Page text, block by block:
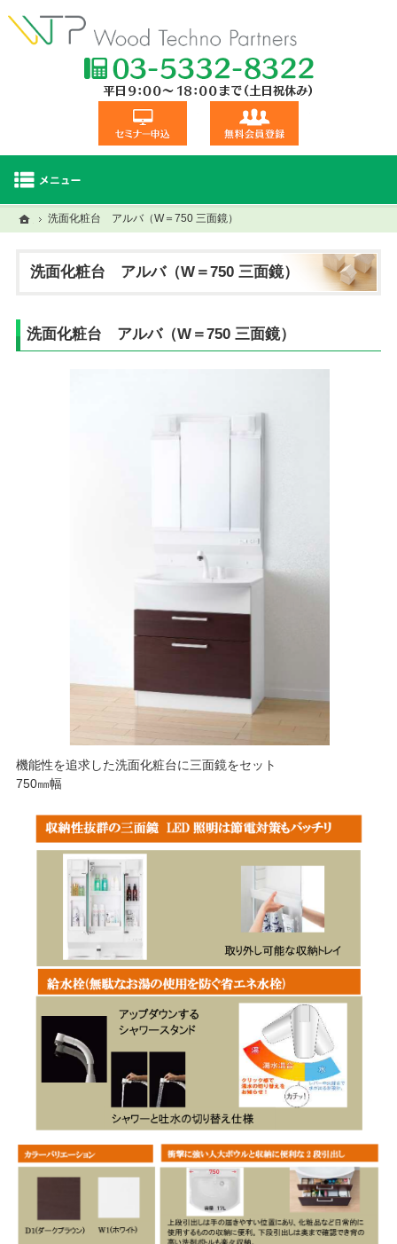
洗面化粧台 アルバ（W＝750 三面鏡）
洗面化粧台 アルバ（W＝750 三面鏡）
機能性を追求した洗面化粧台に三面鏡をセット
750㎜幅
TEL:03-
セミナー申込
ホーム セミナー・研修一覧建材商品一覧
ホーム
洗面化粧台 アルバ（W＝750 三面鏡）